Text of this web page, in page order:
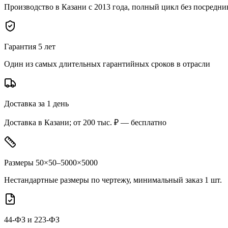
Производство в Казани с 2013 года, полный цикл без
Гарантия 5 лет
Один из самых длительных гарантийных сроков в отрасли
Доставка за 1 день
Доставка в Казани; от 200 тыс. ₽ — бесплатно
Размеры 50×50–5000×5000
Нестандартные размеры по чертежу, минимальный заказ 1 шт.
44-ФЗ и 223-ФЗ